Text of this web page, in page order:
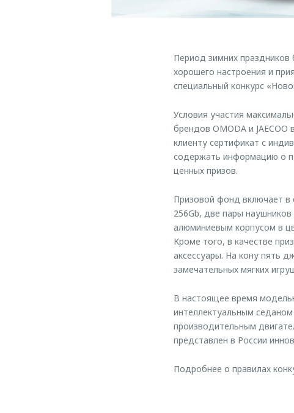
Период зимних праздников
хорошего настроения и
специальный конкурс
Условия участия
брендов OMODA и
клиенту сертификат с
содержать информацию о
ценных призов.
Призовой фонд включает в
256Gb, две пары
алюминиевым корпусом в
Кроме того, в качестве
аксессуары. На кону пять
замечательных мягких
В настоящее время
интеллектуальным
производительным
представлен в России
Подробнее о правилах